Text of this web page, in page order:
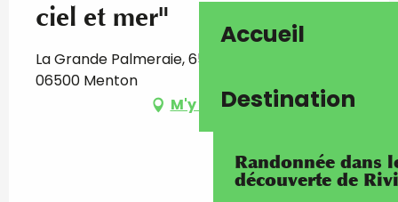
Accueil
Destination
Randonnée dans
découverte de
ciel et mer"
La Grande Palmeraie, 65 Porte de France,
06500 Menton
M'y rendre